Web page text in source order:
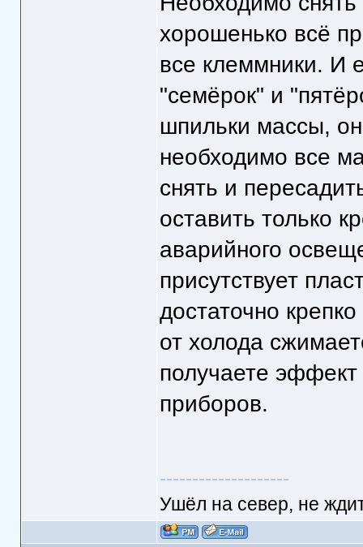
хорошенько всё
все клеммники. И
"семёрок" и
шпильки массы,
необходимо все
снять и
оставить только
аварийного
присутствует
достаточно
от холода
получаете
приборов.
--------------------
Ушёл на север, не